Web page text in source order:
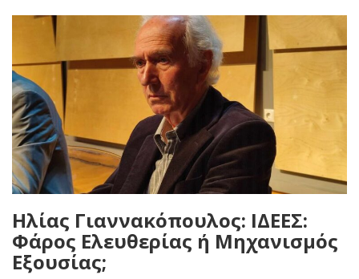
Hλίας Γιαννακόπουλος: ΙΔΕΕΣ:
Φάρος Ελευθερίας ή Μηχανισμός
Εξουσίας;